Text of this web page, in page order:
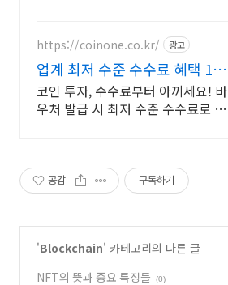
https://coinone.co.kr/ 광고
업계 최저 수준 수수료 혜택 12
년 무사고 거래소
코인 투자, 수수료부터 아끼세요! 바
우처 발급 시 최저 수준 수수료로 거
공감 구독하기
'Blockchain' 카테고리의 다른 글
NFT의 뜻과 중요 특징들
(0)